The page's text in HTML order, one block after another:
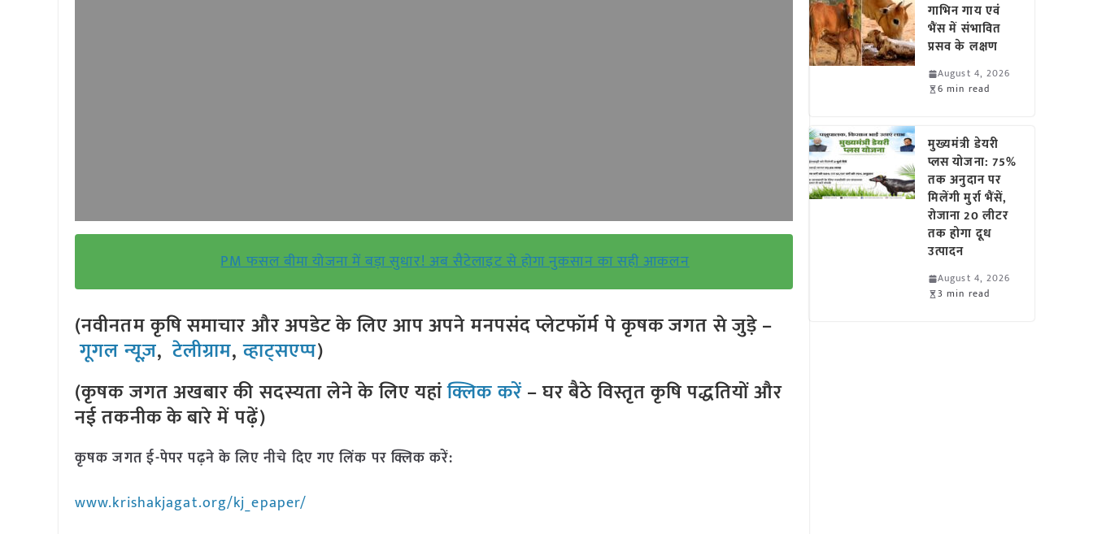
PM फसल बीमा योजना में बड़ा सुधार! अब सैटेलाइट से होगा नुकसान का सही आकलन
(नवीनतम कृषि समाचार और अपडेट के लिए आप अपने मनपसंद प्लेटफॉर्म पे कृषक जगत से जुड़े –
गूगल न्यूज़,टेलीग्राम,व्हाट्सएप्प)
(कृषक जगत अखबार की सदस्यता लेने के लिए यहांक्लिक करें– घर बैठे विस्तृत कृषि पद्धतियों और
नई तकनीक के बारे में पढ़ें)
कृषक जगत ई-पेपर पढ़ने के लिए नीचे दिए गए लिंक पर क्लिक करें:
www.krishakjagat.org/kj_epaper/
गाभिन गाय एवं
भैंस में संभावित
प्रसव के लक्षण
August 4, 2026
6 min read
मुख्यमंत्री डेयरी
प्लस योजना: 75%
तक अनुदान पर
मिलेंगी मुर्रा भैंसें,
रोजाना 20 लीटर
तक होगा दूध
उत्पादन
August 4, 2026
3 min read